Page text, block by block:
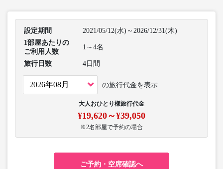
設定期間
2021/05/12(水)～2026/12/31(木)
1部屋あたりの
ご利用人数
1～4名
旅行日数 4日間
の旅行代金を表示
大人おひとり様旅行代金
¥19,620～¥39,050
※2名部屋で予約の場合
ご予約・空席確認へ